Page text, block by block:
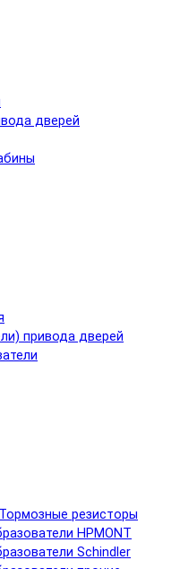
дверей
привода дверей
резисторы
HPMONT
Schindler